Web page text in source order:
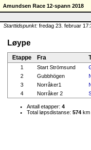
Amundsen Race 12-spann 2018
Starttidspunkt: fredag 23. februar
Løype
Etappe Fra
1 Start Strömsund
2
Gubbhögen
3
Norråker1
4
Norråker 2
Antall etapper: 4
Total løpsdistanse: 574 km